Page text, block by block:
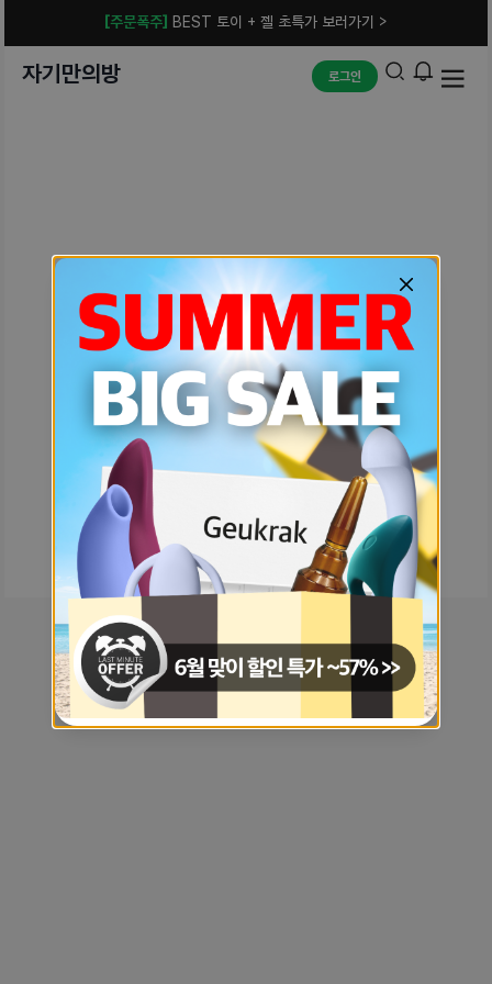
[주문폭주] BEST 토이 + 젤 초특가 보러가기 >
자기만의방 로그인
예상치 못한 에러입니다.